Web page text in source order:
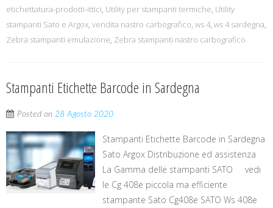
etichettatura-prodotti-ittici, Utility per stampanti termiche, Utility
stampanti Sato e Argox, vendita nastro carbografico, ws 4, ws 4 sardegna,
Zebra stampanti emulazione, Zebra stampanti nastro carbografico
Stampanti Etichette Barcode in Sardegna
Posted on 28 Agosto 2020
Stampanti Etichette Barcode in Sardegna
Sato Argox Distribuzione ed assistenza
La Gamma delle stampanti SATO vedi
le Cg 408e piccola ma efficiente
stampante Sato Cg408e SATO Ws 408e